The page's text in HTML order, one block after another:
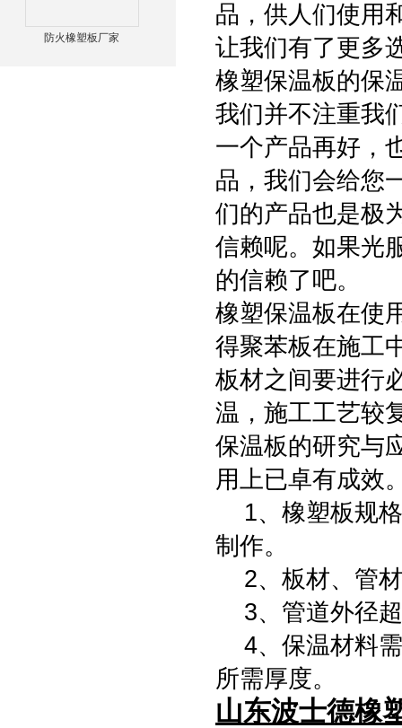
防火橡塑板厂家
品，供人们使用
让我们有了更多
橡塑保温板的保
我们并不注重我
一个产品再好，
品，我们会给您
们的产品也是极
信赖呢。如果光
的信赖了吧。
橡塑保温板在使
得聚苯板在施工
板材之间要进行
温，施工工艺较
保温板的研究与
用上已卓有成效
1、橡塑板规格
制作。
2、板材、管材
3、管道外径
4、保温材料需
所需厚度。
山东波士德橡